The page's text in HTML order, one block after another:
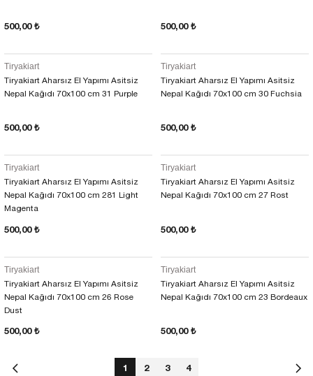
500,00 ₺ 500,00 ₺
Tiryakiart
Tiryakiart Aharsız El Yapımı Asitsiz
Nepal Kağıdı 70x100 cm 31 Purple
500,00 ₺
Tiryakiart
Tiryakiart Aharsız El Yapımı Asitsiz
Nepal Kağıdı 70x100 cm 30 Fuchsia
500,00 ₺
Tiryakiart
Tiryakiart Aharsız El Yapımı Asitsiz
Nepal Kağıdı 70x100 cm 281 Light
Magenta
500,00 ₺
Tiryakiart
Tiryakiart Aharsız El Yapımı Asitsiz
Nepal Kağıdı 70x100 cm 27 Rost
500,00 ₺
Tiryakiart
Tiryakiart Aharsız El Yapımı Asitsiz
Nepal Kağıdı 70x100 cm 26 Rose
Dust
500,00 ₺
Tiryakiart
Tiryakiart Aharsız El Yapımı Asitsiz
Nepal Kağıdı 70x100 cm 23 Bordeaux
500,00 ₺
1 2 3 4